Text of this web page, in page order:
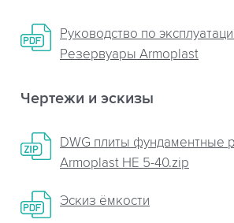
Руководство по
Резервуары Armoplast
Чертежи и эскизы
DWG плиты фундаментные
Armoplast НЕ 5-40.zip
Эскиз ёмкости